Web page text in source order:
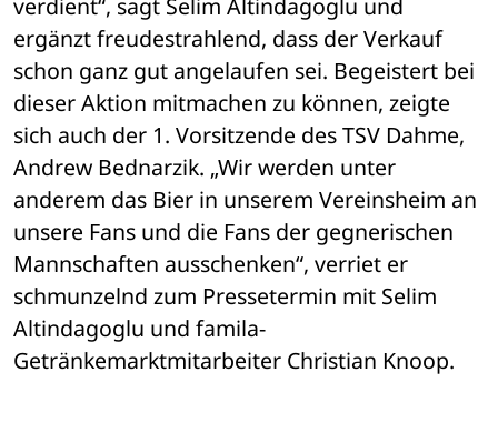
ergänzt freudestrahlend, dass der Verkauf
schon ganz gut angelaufen sei. Begeistert bei
dieser Aktion mitmachen zu können, zeigte
sich auch der 1. Vorsitzende des TSV Dahme,
Andrew Bednarzik. „Wir werden unter
anderem das Bier in unserem Vereinsheim an
unsere Fans und die Fans der gegnerischen
Mannschaften ausschenken“, verriet er
schmunzelnd zum Pressetermin mit Selim
Altindagoglu und famila-
Getränkemarktmitarbeiter Christian Knoop.